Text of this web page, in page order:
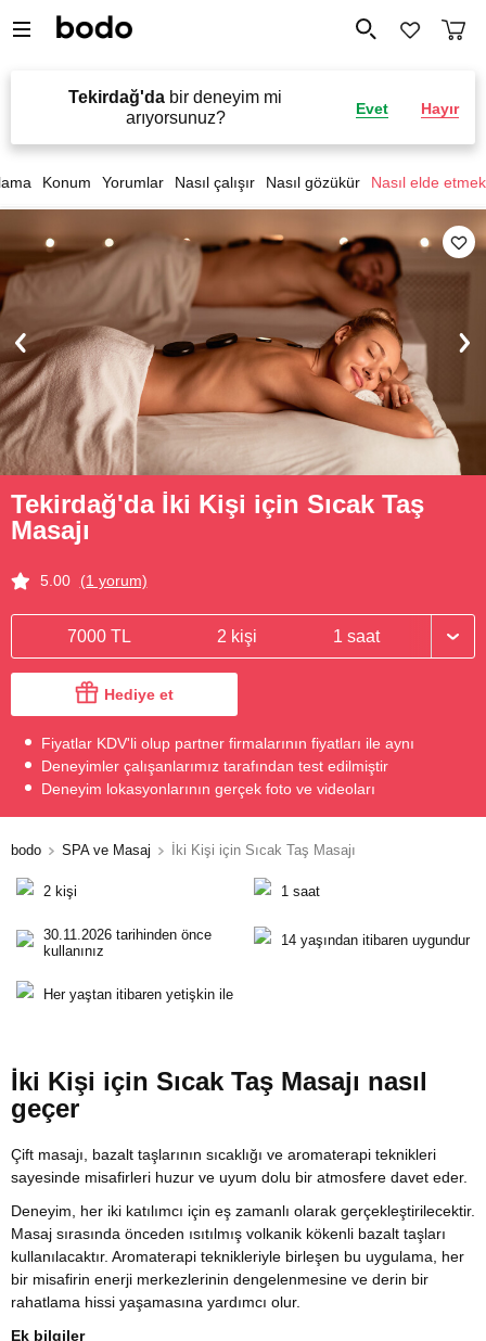
Tekirdağ'da bir deneyim mi
arıyorsunuz?
Evet Hayır
Konum Yorumlar Nasıl çalışır Nasıl gözükür Nasıl elde etmek
Tekirdağ'da İki Kişi için Sıcak Taş
Masajı
5.00 (1 yorum)
7000 TL 2 kişi 1 saat
Hediye et
Fiyatlar KDV'li olup partner firmalarının fiyatları ile aynı
Deneyimler çalışanlarımız tarafından test edilmiştir
Deneyim lokasyonlarının gerçek foto ve videoları
bodo SPA ve Masaj İki Kişi için Sıcak Taş Masajı
2 kişi 1 saat
30.11.2026 tarihinden önce
kullanınız
14 yaşından itibaren uygundur
Her yaştan itibaren yetişkin ile
İki Kişi için Sıcak Taş Masajı nasıl
geçer
Çift masajı, bazalt taşlarının sıcaklığı ve aromaterapi teknikleri
sayesinde misafirleri huzur ve uyum dolu bir atmosfere davet eder.
Deneyim, her iki katılımcı için eş zamanlı olarak gerçekleştirilecektir.
Masaj sırasında önceden ısıtılmış volkanik kökenli bazalt taşları
kullanılacaktır. Aromaterapi teknikleriyle birleşen bu uygulama, her
bir misafirin enerji merkezlerinin dengelenmesine ve derin bir
rahatlama hissi yaşamasına yardımcı olur.
Ek bilgiler